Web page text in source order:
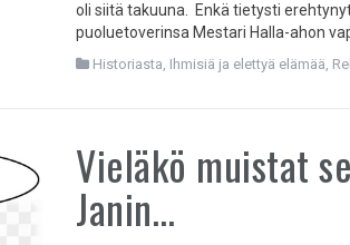
oli siitä takuuna. Enkä tietysti
puoluetoverinsa Mestari Halla-ahon
Historiasta, Ihmisiä ja elettyä elämää,
Vieläkö muistat
Janin…